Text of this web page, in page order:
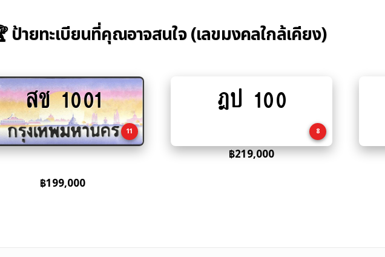
ป้ายทะเบียนที่คุณอาจสนใจ (เลขมงคลใกล้เคียง)
Add
to
cart
สช 1001
11
฿199,000
Add
to
ฎป 100
8
฿219,000